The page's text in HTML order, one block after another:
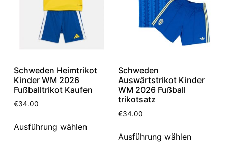
Schweden Heimtrikot
Kinder WM 2026
Fußballtrikot Kaufen
€34.00
Ausführung wählen
Schweden
Auswärtstrikot Kinder
WM 2026 Fußball
trikotsatz
€34.00
Ausführung wählen